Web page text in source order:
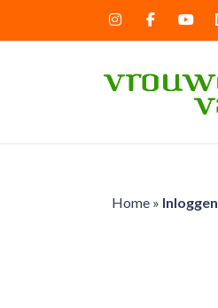
Home» Inloggen